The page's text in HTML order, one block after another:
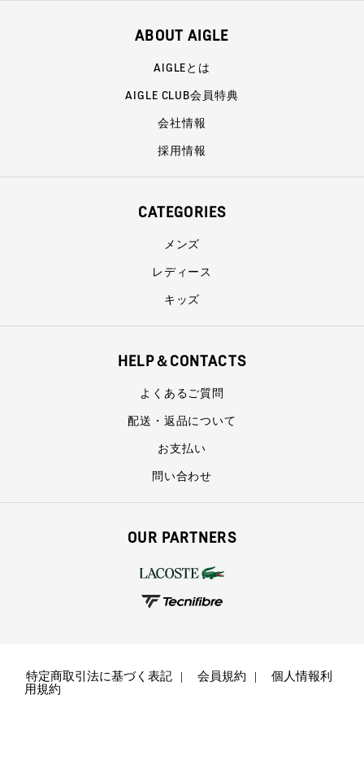
ABOUT AIGLE
AIGLEとは
AIGLE CLUB会員特典
会社情報
採用情報
CATEGORIES
メンズ
レディース
キッズ
HELP＆CONTACTS
よくあるご質問
配送・返品について
お支払い
問い合わせ
OUR PARTNERS
特定商取引法に基づく表記 会員規約
個人情報利
用規約